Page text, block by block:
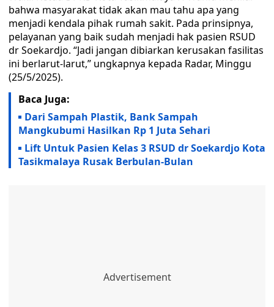
bahwa masyarakat tidak akan mau tahu apa yang
menjadi kendala pihak rumah sakit. Pada prinsipnya,
pelayanan yang baik sudah menjadi hak pasien RSUD
dr Soekardjo. “Jadi jangan dibiarkan kerusakan fasilitas
ini berlarut-larut,” ungkapnya kepada Radar, Minggu
(25/5/2025).
Baca Juga:
Dari Sampah Plastik, Bank Sampah
Mangkubumi Hasilkan Rp 1 Juta Sehari
Lift Untuk Pasien Kelas 3 RSUD dr Soekardjo Kota
Tasikmalaya Rusak Berbulan-Bulan